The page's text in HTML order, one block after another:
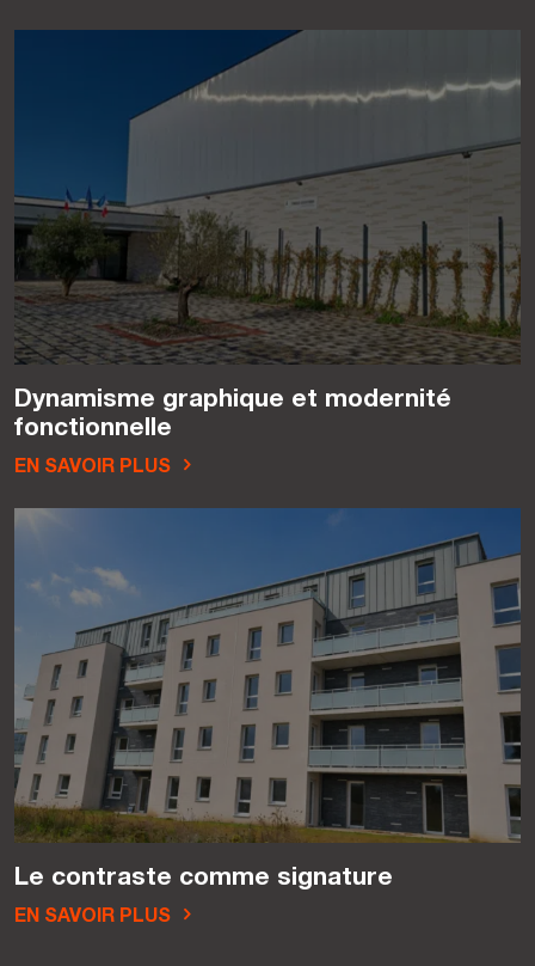
Dynamisme graphique et modernité
fonctionnelle
EN SAVOIR PLUS
Le contraste comme signature
EN SAVOIR PLUS